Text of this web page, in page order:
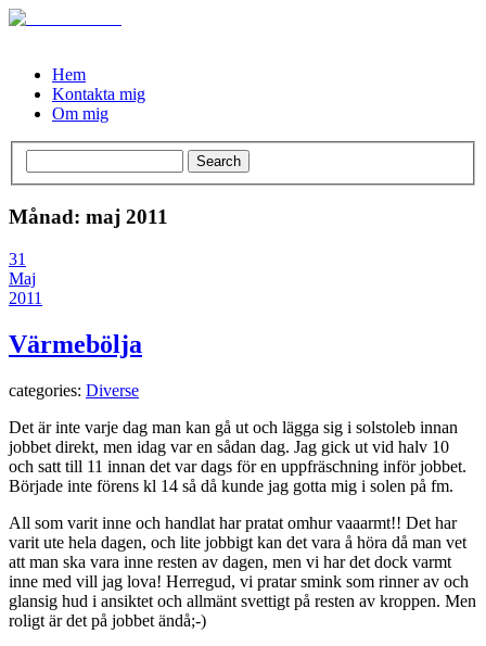
Hem
Kontakta mig
Om mig
Månad: maj 2011
31
Maj
2011
Värmebölja
categories: Diverse
Det är inte varje dag man kan gå ut och lägga sig i solstoleb innan
jobbet direkt, men idag var en sådan dag. Jag gick ut vid halv 10
och satt till 11 innan det var dags för en uppfräschning inför jobbet.
Började inte förens kl 14 så då kunde jag gotta mig i solen på fm.
All som varit inne och handlat har pratat omhur vaaarmt!! Det har
varit ute hela dagen, och lite jobbigt kan det vara å höra då man vet
att man ska vara inne resten av dagen, men vi har det dock varmt
inne med vill jag lova! Herregud, vi pratar smink som rinner av och
glansig hud i ansiktet och allmänt svettigt på resten av kroppen. Men
roligt är det på jobbet ändå;-)